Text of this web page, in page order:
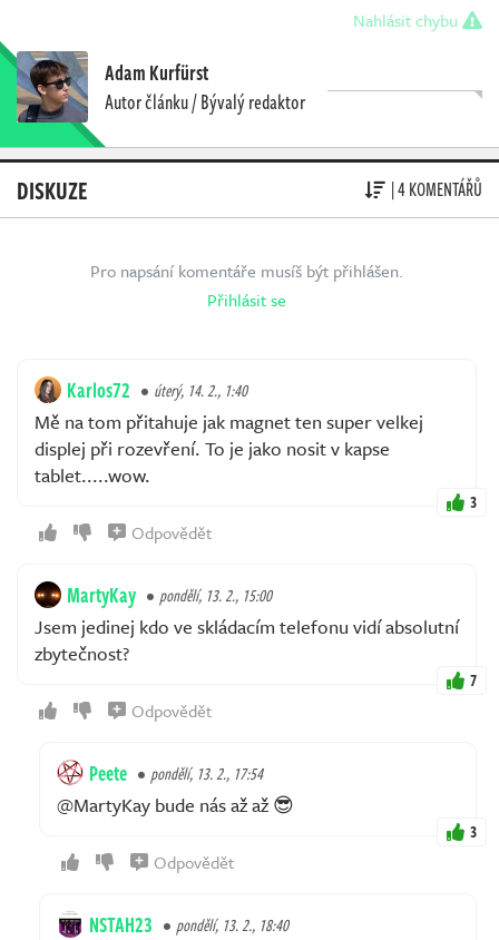
Nahlásit chybu
Adam Kurfürst
Autor článku / Bývalý redaktor
DISKUZE | 4 KOMENTÁŘŮ
Pro napsání komentáře musíš být přihlášen.
Přihlásit se
Karlos72 úterý, 14. 2., 1:40
Mě na tom přitahuje jak magnet ten super velkej
displej při rozevření. To je jako nosit v kapse
tablet.....wow.
3
Odpovědět
MartyKay pondělí, 13. 2., 15:00
Jsem jedinej kdo ve skládacím telefonu vidí absolutní
zbytečnost?
7
Odpovědět
Peete pondělí, 13. 2., 17:54
@MartyKay bude nás až až 😎
3
Odpovědět
NSTAH23 pondělí, 13. 2., 18:40